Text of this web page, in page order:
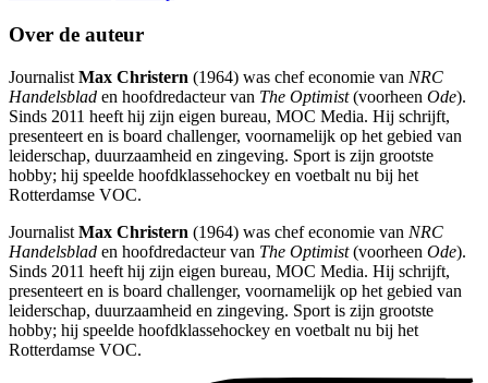
Over de auteur
Journalist Max Christern (1964) was chef economie van NRC
Handelsblad en hoofdredacteur van The Optimist(voorheen Ode).
Sinds 2011 heeft hij zijn eigen bureau, MOC Media. Hij schrijft,
presenteert en is board challenger, voornamelijk op het gebied van
leiderschap, duurzaamheid en zingeving. Sport is zijn grootste
hobby; hij speelde hoofdklassehockey en voetbalt nu bij het
Rotterdamse VOC.
Journalist Max Christern (1964) was chef economie van NRC
Handelsblad en hoofdredacteur van The Optimist(voorheen Ode).
Sinds 2011 heeft hij zijn eigen bureau, MOC Media. Hij schrijft,
presenteert en is board challenger, voornamelijk op het gebied van
leiderschap, duurzaamheid en zingeving. Sport is zijn grootste
hobby; hij speelde hoofdklassehockey en voetbalt nu bij het
Rotterdamse VOC.